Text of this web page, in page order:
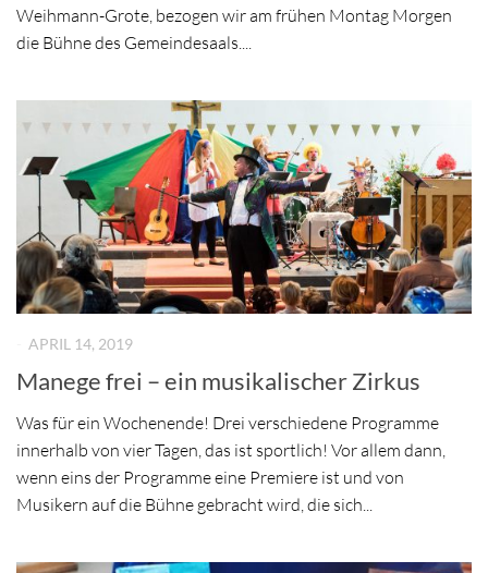
Weihmann-Grote, bezogen wir am frühen Montag Morgen
die Bühne des Gemeindesaals....
APRIL 14, 2019
Manege frei – ein musikalischer Zirkus
Was für ein Wochenende! Drei verschiedene Programme
innerhalb von vier Tagen, das ist sportlich! Vor allem dann,
wenn eins der Programme eine Premiere ist und von
Musikern auf die Bühne gebracht wird, die sich...